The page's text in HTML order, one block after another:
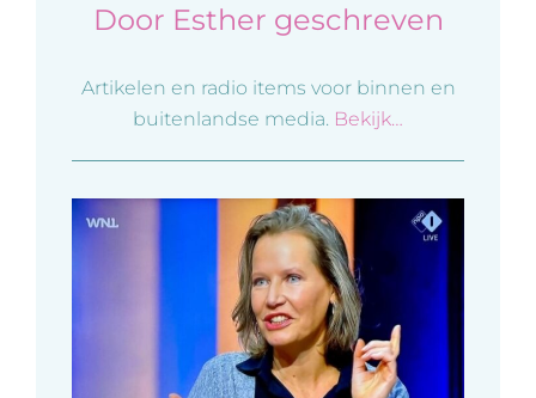
Door Esther geschreven
Artikelen en radio items voor binnen en
buitenlandse media. Bekijk…